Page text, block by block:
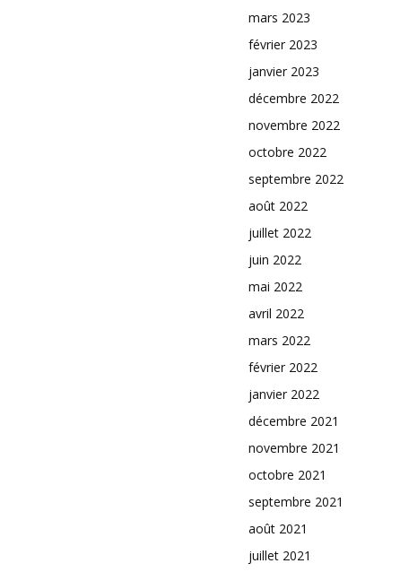
mars 2023
février 2023
janvier 2023
décembre 2022
novembre 2022
octobre 2022
septembre 2022
août 2022
juillet 2022
juin 2022
mai 2022
avril 2022
mars 2022
février 2022
janvier 2022
décembre 2021
novembre 2021
octobre 2021
septembre 2021
août 2021
juillet 2021